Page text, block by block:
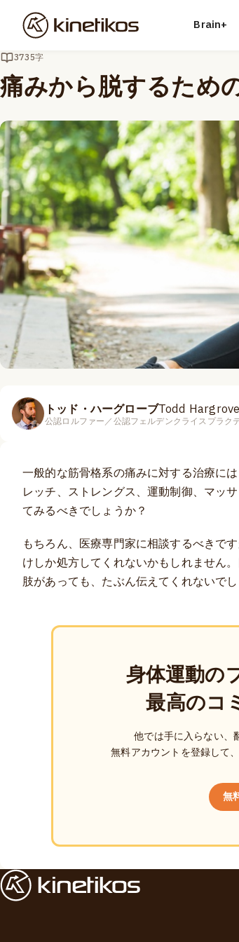
Brain+
3735字
痛みから脱するため
トッド・ハーグローブTodd Hargrove
公認ロルファー／公認フェルデンクライスプラク
一般的な筋骨格系の痛みに対する治療に
レッチ、ストレングス、運動制御、マッ
てみるべきでしょうか？
もちろん、医療専門家に相談するべきで
けしか処方してくれないかもしれません
肢があっても、たぶん伝えてくれないでし
身体運動の
最高のコ
他では手に入らない、
無料アカウントを登録して
無